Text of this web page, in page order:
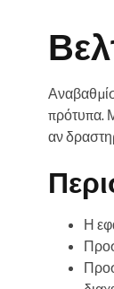
πρότυπα.
αν
Η